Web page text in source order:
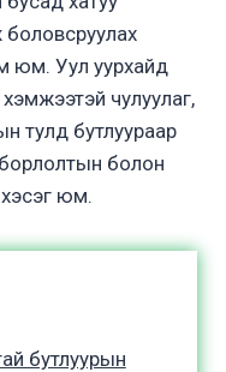
юм. Уул уурхайд
чулуулаг,
тулд бутлуураар
болон
хэсэг юм.
бутлуурын